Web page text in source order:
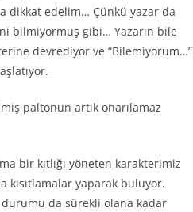
dikkat edelim… Çünkü yazar da
bilmiyormuş gibi… Yazarın bile
devrediyor ve “Bilemiyorum…”
paltonun artık onarılamaz
bir kıtlığı yöneten karakterimiz
kısıtlamalar yaparak buluyor.
da sürekli olana kadar